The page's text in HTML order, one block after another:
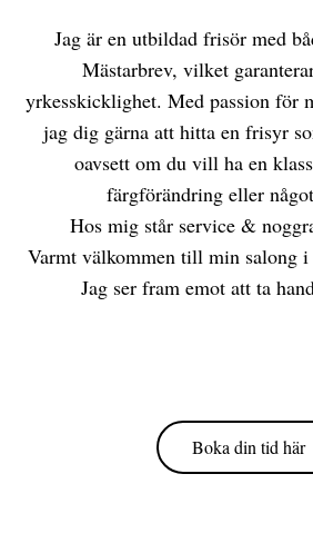
Jag är en utbildad frisör med
Mästarbrev, vilket
yrkesskicklighet. Med passion för
jag dig gärna att hitta en frisyr
oavsett om du vill ha en
färgförändring eller
Hos mig står service &
Varmt välkommen till min salong i
Jag ser fram emot att ta
Boka din tid här